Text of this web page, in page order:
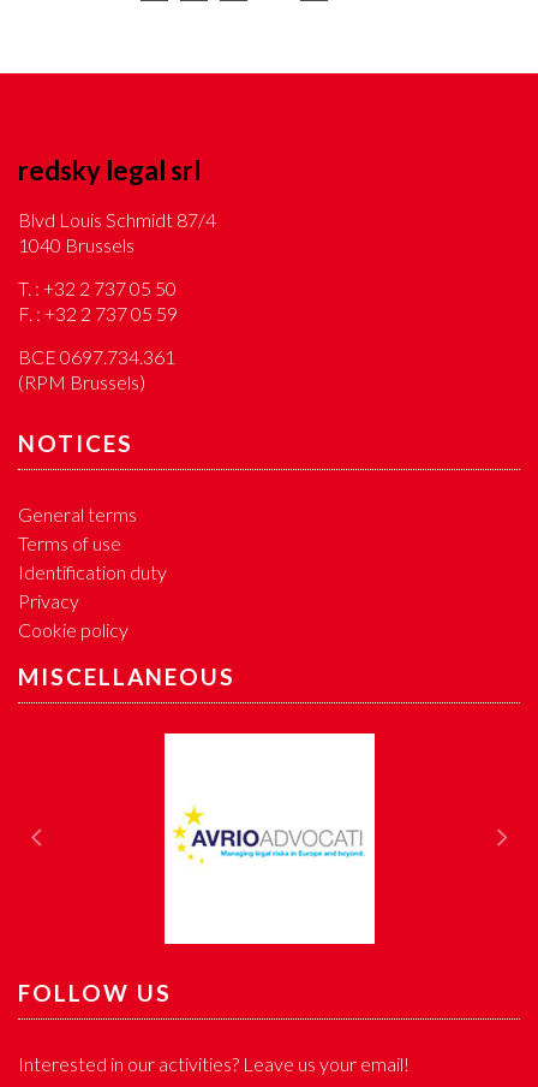
redsky legal srl
Blvd Louis Schmidt 87/4
1040 Brussels
T. : +32 2 737 05 50
F. : +32 2 737 05 59
BCE 0697.734.361
(RPM Brussels)
NOTICES
General terms
Terms of use
Identification duty
Privacy
Cookie policy
MISCELLANEOUS
Previous
FOLLOW US
Interested in our activities? Leave us your email!